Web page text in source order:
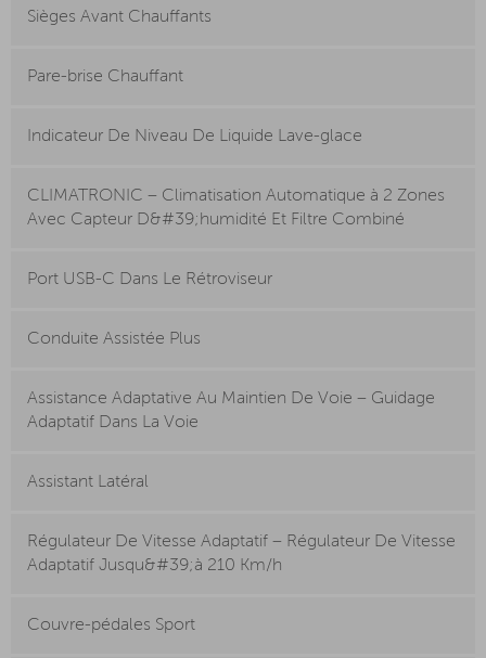
Sièges Avant Chauffants
Pare-brise Chauffant
Indicateur De Niveau De Liquide Lave-glace
CLIMATRONIC – Climatisation Automatique à 2 Zones
Avec Capteur D&#39;humidité Et Filtre Combiné
Port USB-C Dans Le Rétroviseur
Conduite Assistée Plus
Assistance Adaptative Au Maintien De Voie – Guidage
Adaptatif Dans La Voie
Assistant Latéral
Régulateur De Vitesse Adaptatif – Régulateur De Vitesse
Adaptatif Jusqu&#39;à 210 Km/h
Couvre-pédales Sport